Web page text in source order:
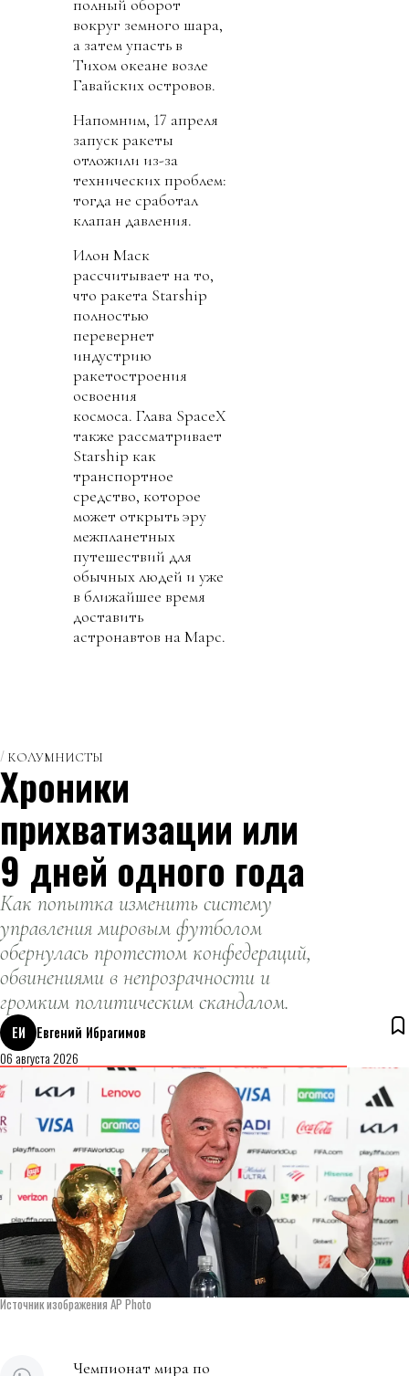
полный оборот
вокруг земного шара,
а затем упасть в
Тихом океане возле
Гавайских островов.
Напомним, 17 апреля
запуск ракеты
отложили из-за
технических проблем:
тогда не сработал
клапан давления.
Илон Маск
рассчитывает на то,
что ракета Starship
полностью
перевернет
индустрию
ракетостроения
освоения
космоса. Глава SpaceX
также рассматривает
Starship как
транспортное
средство, которое
может открыть эру
межпланетных
путешествий для
обычных людей и уже
в ближайшее время
доставить
астронавтов на Марс.
КОЛУМНИСТЫ
Хроники
прихватизации или
9 дней одного года
Как попытка изменить систему
управления мировым футболом
обернулась протестом конфедераций,
обвинениями в непрозрачности и
громким политическим скандалом.
ЕИ
Евгений Ибрагимов
06 августа 2026
Источник изображения AP Photo
Чемпионат мира по